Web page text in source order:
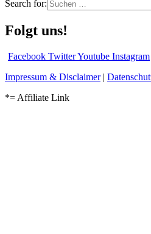
Search for:
Folgt uns!
Facebook TwitterYoutube Instagram
Impressum & Disclaimer|
*= Affiliate Link